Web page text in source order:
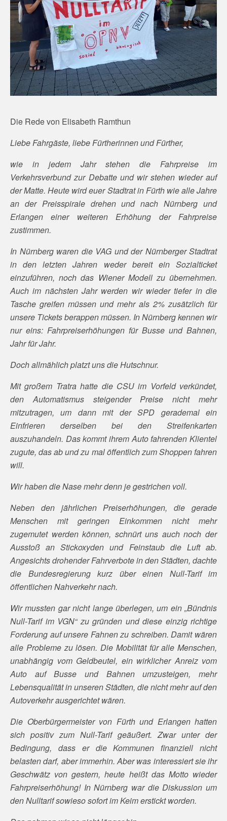
Die Rede von Elisabeth Ramthun
Liebe Fahrgäste, liebe Fürtherinnen und Fürther,
wie in jedem Jahr stehen die Fahrpreise im
Verkehrsverbund zur Debatte und wir stehen wieder auf
der Matte. Heute wird euer Stadtrat in Fürth wie alle Jahre
an der Preisspirale drehen und nach Nürnberg und
Erlangen einer weiteren Erhöhung der Fahrpreise
zustimmen.
In Nürnberg waren die VAG und der Nürnberger Stadtrat
in den letzten Jahren weder bereit ein Sozialticket
einzuführen, noch das Wiener Modell zu übernehmen.
Auch im nächsten Jahr werden wir wieder tiefer in die
Tasche greifen müssen und mehr als 2% zusätzlich für
unsere Tickets berappen müssen. In Nürnberg kennen wir
nur eins: Fahrpreiserhöhungen für Busse und Bahnen,
Jahr für Jahr.
Doch allmählich platzt uns die Hutschnur.
Mit großem Tratra hatte die CSU im Vorfeld verkündet,
den Automatismus steigender Preise nicht mehr
mitzutragen, um dann mit der SPD gerademal ein
Einfrieren derselben bei den Streifenkarten
auszuhandeln. Das kommt ihrem Auto fahrenden Klientel
zugute, das ab und zu mal öffentlich zum Shoppen fahren
will.
Wir haben die Nase mehr denn je gestrichen voll.
Neben den jährlichen Preiserhöhungen, die gerade
Menschen mit geringen Einkommen nicht mehr
zugemutet werden können, schnürt uns auch noch der
Ausstoß an Stickoxyden und Feinstaub die Luft ab.
Angesichts drohender Fahrverbote in den Städten, dachte
die Bundesregierung kurz über einen Null-Tarif im
öffentlichen Nahverkehr nach.
Wir mussten gar nicht lange überlegen, um ein „Bündnis
Null-Tarif im VGN“ zu gründen und diese einzig richtige
Forderung auf unsere Fahnen zu schreiben. Damit wären
alle Probleme zu lösen. Die Mobilität für alle Menschen,
unabhängig vom Geldbeutel, ein wirklicher Anreiz vom
Auto auf Busse und Bahnen umzusteigen, mehr
Lebensqualität in unseren Städten, die nicht mehr auf den
Autoverkehr ausgerichtet wären.
Die Oberbürgermeister von Fürth und Erlangen hatten
sich positiv zum Null-Tarif geäußert. Zwar unter der
Bedingung, dass er die Kommunen finanziell nicht
belasten darf, aber immerhin. Aber was interessiert sie ihr
Geschwätz von gestern, heute heißt das Motto wieder
Fahrpreiserhöhung! In Nürnberg war die Diskussion um
den Nulltarif sowieso sofort im Keim erstickt worden.